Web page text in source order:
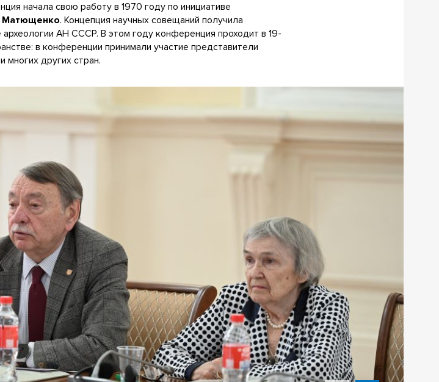
начала свою работу в 1970 году по инициативе
Матющенко. Концепция научных совещаний получила
АН СССР. В этом году конференция проходит в 19-
в конференции принимали участие представители
многих других стран.